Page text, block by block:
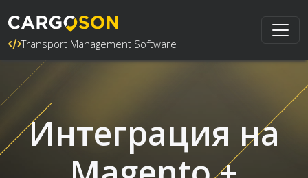
Transport Management Software
Интеграция на